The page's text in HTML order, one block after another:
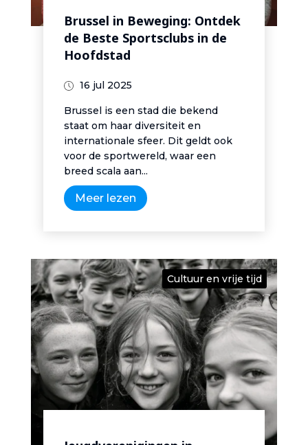
Brussel in Beweging: Ontdek
de Beste Sportsclubs in de
Hoofdstad
16 jul 2025
Brussel is een stad die bekend
staat om haar diversiteit en
internationale sfeer. Dit geldt ook
voor de sportwereld, waar een
breed scala aan...
Meer lezen
Cultuur en vrije tijd